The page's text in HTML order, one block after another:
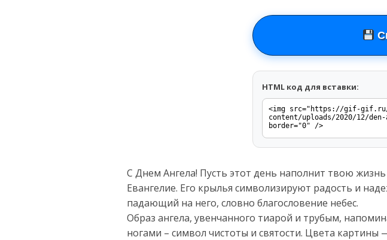
HTML код для вставки:
С Днем Ангела! Пусть этот день наполнит твою
Евангелие. Его крылья символизируют радость и
падающий на него, словно благословение небес.
Образ ангела, увенчанного тиарой и трубым,
ногами – символ чистоты и святости. Цвета